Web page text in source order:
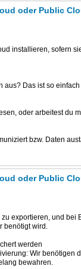
oder Public
installieren, sofern
aus? Das ist so
oder arbeitest du
bzw. Daten
oder Public
exportieren, und
benötigt wird.
werden
Wir
bewahren.